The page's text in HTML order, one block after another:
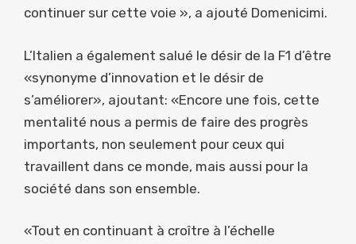
continuer sur cette voie », a ajouté Domenicimi.
L’Italien a également salué le désir de la F1 d’être
«synonyme d’innovation et le désir de
s’améliorer», ajoutant: «Encore une fois, cette
mentalité nous a permis de faire des progrès
importants, non seulement pour ceux qui
travaillent dans ce monde, mais aussi pour la
société dans son ensemble.
«Tout en continuant à croître à l’échelle